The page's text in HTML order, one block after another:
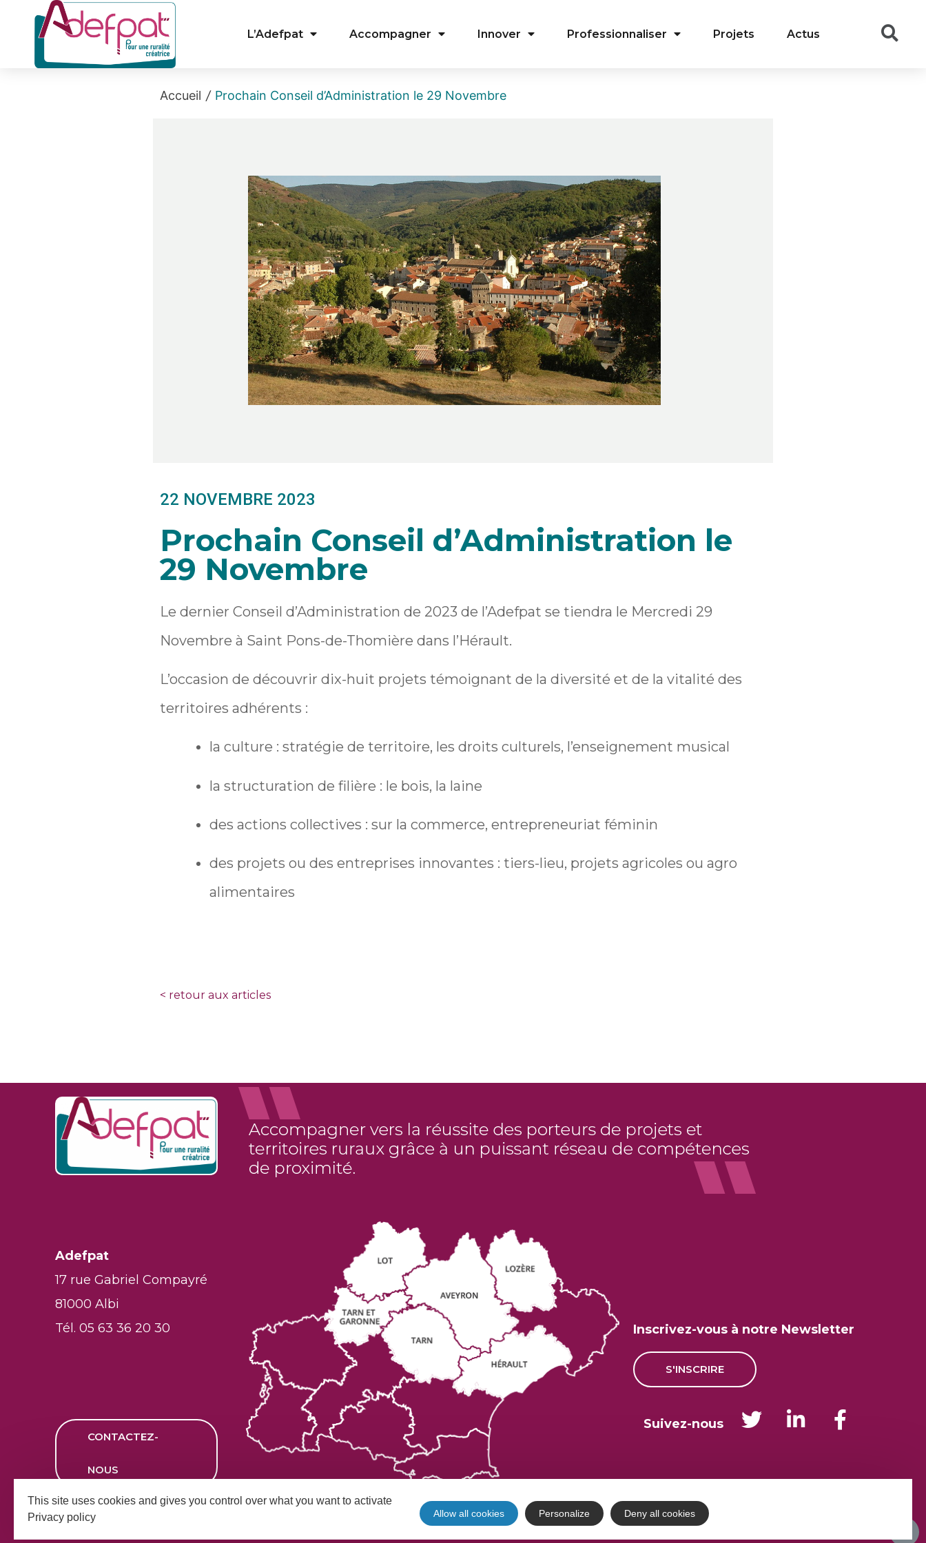
L’Adefpat Accompagner Innover Professionnaliser Projets Actus
Accueil / Prochain Conseil d’Administration le 29 Novembre
22 NOVEMBRE 2023
Prochain Conseil d’Administration le
29 Novembre
Le dernier Conseil d’Administration de 2023 de l’Adefpat se tiendra le Mercredi 29
Novembre à Saint Pons-de-Thomière dans l’Hérault.
L’occasion de découvrir dix-huit projets témoignant de la diversité et de la vitalité des
territoires adhérents :
la culture : stratégie de territoire, les droits culturels, l’enseignement musical
la structuration de filière : le bois, la laine
des actions collectives : sur la commerce, entrepreneuriat féminin
des projets ou des entreprises innovantes : tiers-lieu, projets agricoles ou agro
alimentaires
< retour aux articles
Adefpat
17 rue Gabriel Compayré
81000 Albi
Tél. 05 63 36 20 30
CONTACTEZ-
NOUS
Inscrivez-vous à notre Newsletter
S'INSCRIRE
Suivez-nous
Cookies management panel
This site uses cookies and gives you control over what you want to activate
Privacy policy
Allow all cookies Personalize Deny all cookies